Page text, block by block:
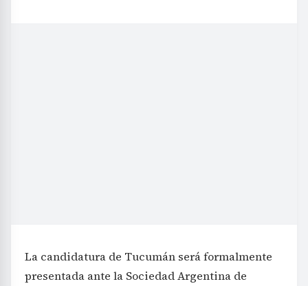
La candidatura de Tucumán será formalmente
presentada ante la Sociedad Argentina de